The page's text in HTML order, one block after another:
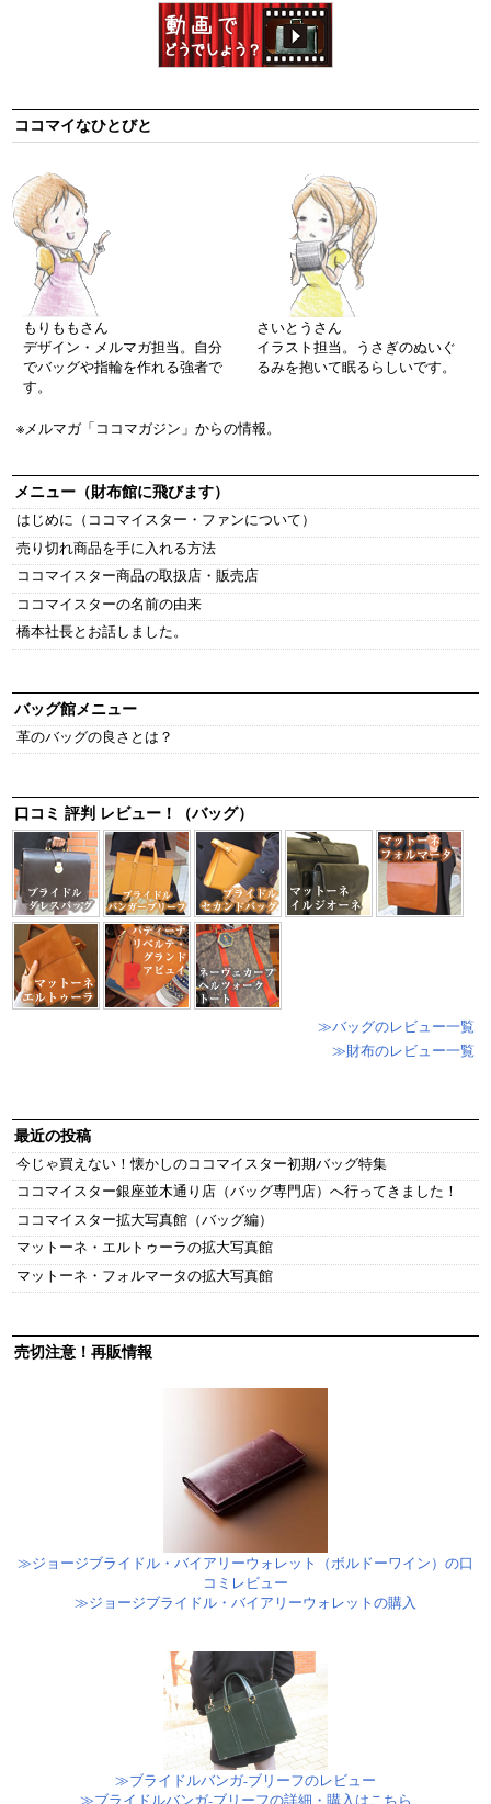
ココマイなひとびと
もりももさん
デザイン・メルマガ担当。自分
でバッグや指輪を作れる強者で
す。
さいとうさん
イラスト担当。うさぎのぬいぐ
るみを抱いて眠るらしいです。
※メルマガ「ココマガジン」からの情報。
メニュー（財布館に飛びます）
はじめに（ココマイスター・ファンについて）
売り切れ商品を手に入れる方法
ココマイスター商品の取扱店・販売店
ココマイスターの名前の由来
橋本社長とお話しました。
バッグ館メニュー
革のバッグの良さとは？
口コミ 評判 レビュー！（バッグ）
≫バッグのレビュー一覧
≫財布のレビュー一覧
最近の投稿
今じゃ買えない！懐かしのココマイスター初期バッグ特集
ココマイスター銀座並木通り店（バッグ専門店）へ行ってきました！
ココマイスター拡大写真館（バッグ編）
マットーネ・エルトゥーラの拡大写真館
マットーネ・フォルマータの拡大写真館
売切注意！再販情報
≫ジョージブライドル・バイアリーウォレット（ボルドーワイン）の口
コミレビュー
≫ジョージブライドル・バイアリーウォレットの購入
≫ブライドルバンガ-ブリーフのレビュー
≫ブライドルバンガ-ブリーフの詳細・購入はこちら